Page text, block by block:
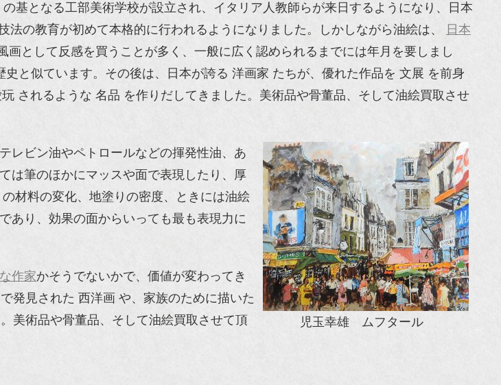
基となる工部美術学校が設立され、イタリア人教師らが来日するようになり、日本
法の教育が初めて本格的に行われるようになりました。しかしながら油絵は、
日本
画として反感を買うことが多く、一般に広く認められるまでには年月を要しまし
と似ています。その後は、日本が誇る 洋画家 たちが、優れた作品を 文展 を前身
されるような 名品 を作りだしてきました。美術品や骨董品、そして油絵買取させ
児玉幸雄 ムフタール
レビン油やペトロールなどの揮発性油、あ
は筆のほかにマッスや面で表現したり、厚
材料の変化、地塗りの密度、ときには油絵
あり、効果の面からいっても最も表現力に
作家かそうでないかで、価値が変わってき
発見された 西洋画 や、家族のために描いた
美術品や骨董品、そして油絵買取させて頂